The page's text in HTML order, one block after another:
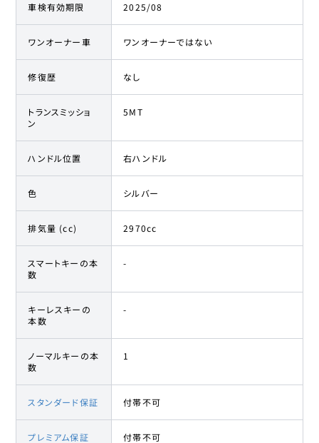
車検有効期限 2025/08
ワンオーナー車 ワンオーナーではない
修復歴 なし
トランスミッショ
ン
5MT
ハンドル位置 右ハンドル
色 シルバー
排気量 (cc) 2970cc
スマートキーの本
数
-
キーレスキーの
本数
-
ノーマルキーの本
数
1
スタンダード保証 付帯不可
プレミアム保証 付帯不可